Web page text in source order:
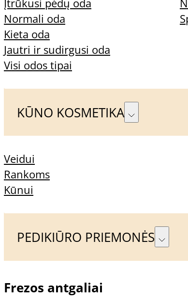
Įtrūkusi pėdų oda
Normali oda
Kieta oda
Jautri ir sudirgusi oda
Visi odos tipai
KŪNO KOSMETIKA
Veidui
Rankoms
Kūnui
PEDIKIŪRO PRIEMONĖS
Frezos antgaliai
Filtrai
Dažniausiai
Naujienlaiškis